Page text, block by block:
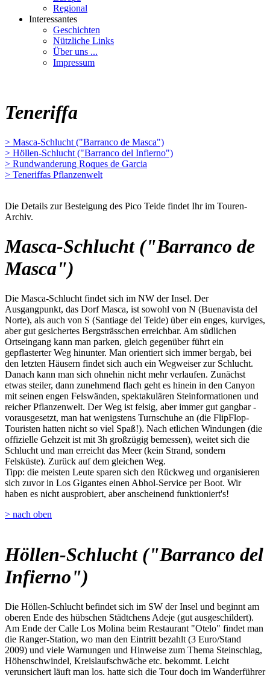
Regional
Interessantes
Geschichten
Nützliche Links
Über uns ...
Impressum
Teneriffa
> Masca-Schlucht ("Barranco de Masca")
> Höllen-Schlucht ("Barranco del Infierno")
> Rundwanderung Roques de Garcia
> Teneriffas Pflanzenwelt
Die Details zur Besteigung des Pico Teide findet Ihr im Touren-
Archiv.
Masca-Schlucht ("Barranco de
Masca")
Die Masca-Schlucht findet sich im NW der Insel. Der
Ausgangpunkt, das Dorf Masca, ist sowohl von N (Buenavista del
Norte), als auch von S (Santiage del Teide) über ein enges, kurviges,
aber gut gesichertes Bergsträsschen erreichbar. Am südlichen
Ortseingang kann man parken, gleich gegenüber führt ein
gepflasterter Weg hinunter. Man orientiert sich immer bergab, bei
den letzten Häusern findet sich auch ein Wegweiser zur Schlucht.
Danach kann man sich ohnehin nicht mehr verlaufen. Zunächst
etwas steiler, dann zunehmend flach geht es hinein in den Canyon
mit seinen engen Felswänden, spektakulären Steinformationen und
reicher Pflanzenwelt. Der Weg ist felsig, aber immer gut gangbar -
vorausgesetzt, man hat wenigstens Turnschuhe an (die FlipFlop-
Touristen hatten nicht so viel Spaß!). Nach etlichen Windungen (die
offizielle Gehzeit ist mit 3h großzügig bemessen), weitet sich die
Schlucht und man erreicht das Meer (kein Strand, sondern
Felsküste). Zurück auf dem gleichen Weg.
Tipp: die meisten Leute sparen sich den Rückweg und organisieren
sich zuvor in Los Gigantes einen Abhol-Service per Boot. Wir
haben es nicht ausprobiert, aber anscheinend funktioniert's!
> nach oben
Höllen-Schlucht ("Barranco del
Infierno")
Die Höllen-Schlucht befindet sich im SW der Insel und beginnt am
oberen Ende des hübschen Städtchens Adeje (gut ausgeschildert).
Am Ende der Calle Los Molina beim Restaurant "Otelo" findet man
die Ranger-Station, wo man den Eintritt bezahlt (3 Euro/Stand
2009) und viele Warnungen und Hinweise zum Thema Steinschlag,
Höhenschwindel, Kreislaufschwäche etc. bekommt. Leicht
verunsichert läuft man los, hatte sich die Tour doch im Wanderführer